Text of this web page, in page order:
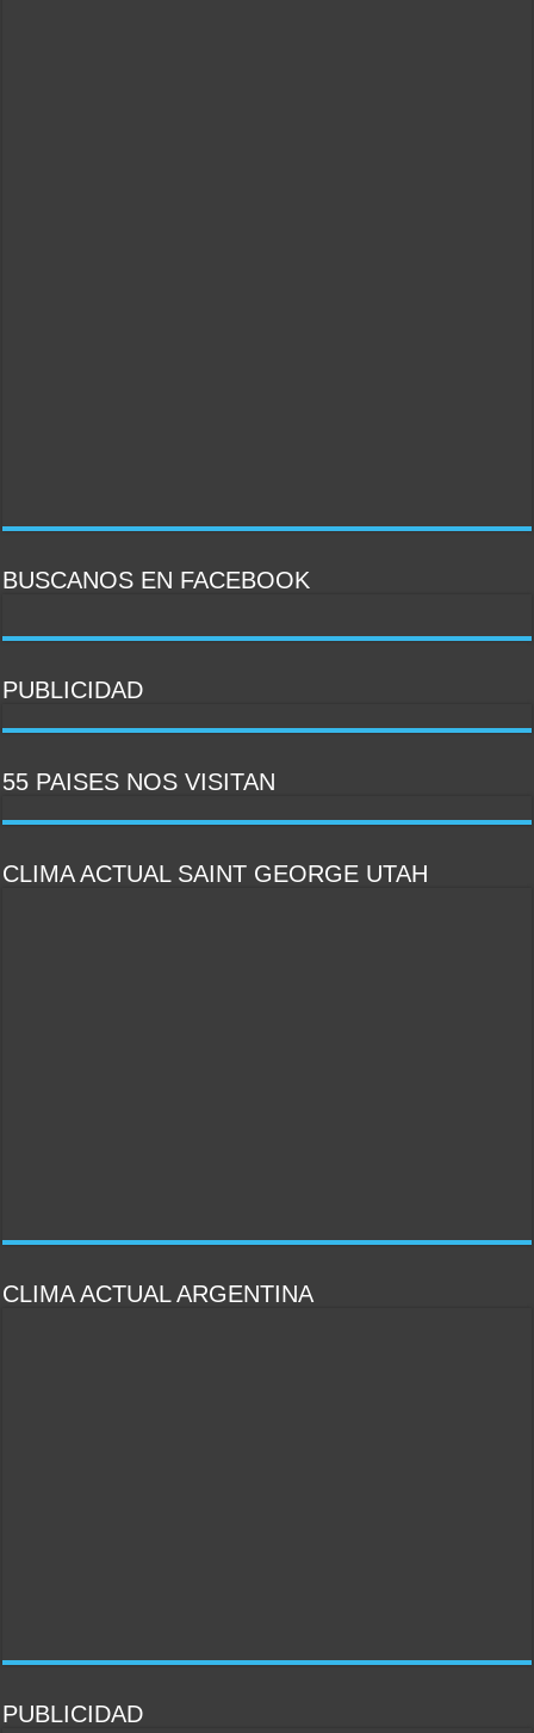
BUSCANOS EN FACEBOOK
PUBLICIDAD
PULSAR PARA IR AL SITIO
55 PAISES NOS VISITAN
CLIMA ACTUAL SAINT GEORGE UTAH
CLIMA ACTUAL ARGENTINA
PUBLICIDAD
PULSAR PARA IR AL SITO